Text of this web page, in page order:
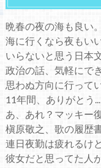
晩春の夜の海も良い。
海に行くなら夜もいい
いらないと思う日本文
政治の話、気軽にでき
思わぬ方向に行ってい
11年間、ありがとう...
あ、あれ？マッキー復
槇原敬之、歌の履歴書
連日夜勤は疲れるけど
彼女だと思ってた人が